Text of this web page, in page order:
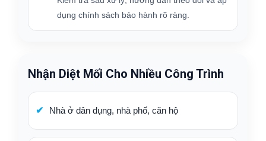
dụng chính sách bảo hành rõ ràng.
Nhận Diệt Mối Cho Nhiều Công Trình
Nhà ở dân dụng, nhà phố, căn hộ